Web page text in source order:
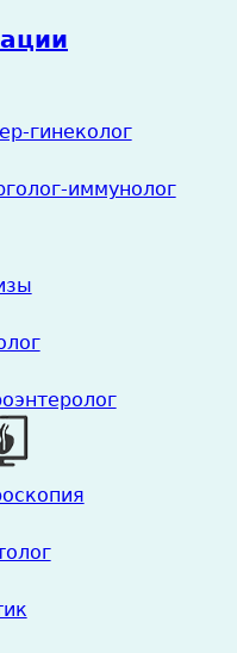
гинеколог
иммунолог